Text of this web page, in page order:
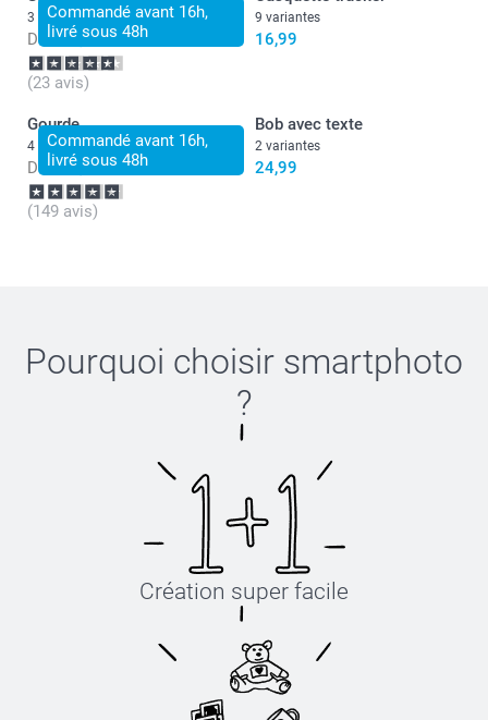
50-51 cm
51-52 cm
6-8 ans
XS-S
54-56 cm
56-58 cm
L-XL
58-60 cm
Commandé avant 16h,
livré sous 48h
3 variantes
Dès 16,99
(23 avis)
9 variantes
16,99
Commandé avant 16h,
livré sous 48h
Gourde
4 variantes
Dès 24,99
(149 avis)
Bob avec texte
2 variantes
24,99
Pourquoi choisir smartphoto
?
Création super facile